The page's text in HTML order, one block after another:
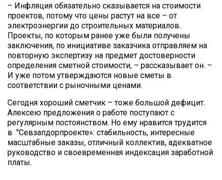
– Инфляция обязательно сказывается на стоимости
проектов, потому что цены растут на все – от
электроэнергии до строительных материалов.
Проекты, по которым ранее уже были получены
заключения, по инициативе заказчика отправляем на
повторную экспертизу на предмет достоверности
определения сметной стоимости, – рассказывает он. –
И уже потом утверждаются новые сметы в
соответствии с рыночными ценами.
Сегодня хороший сметчик – тоже большой дефицит.
Алексею предложения о работе поступают с
регулярным постоянством. Но ему нравится трудится
в "Севзапдорпроекте»: стабильность, интересные
масштабные заказы, отличный коллектив, адекватное
руководство и своевременная индексация заработной
платы.